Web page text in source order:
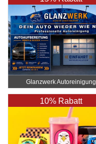
Glanzwerk Autoreinigung
10% Rabatt